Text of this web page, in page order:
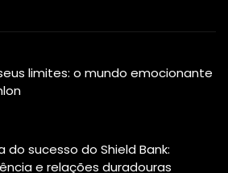
limites: o mundo emocionante
do sucesso do Shield Bank:
e relações duradouras